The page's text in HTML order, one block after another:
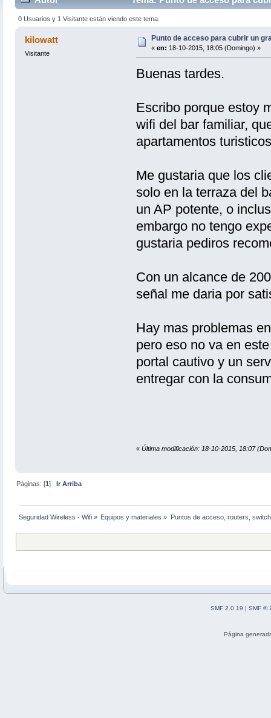
0 Usuarios y 1 Visitante están viendo este tema.
kilowatt
Visitante
Punto de acceso para cubrir un
« en: 18-10-2015, 18:05 (Domingo) »
Buenas tardes.
Escribo porque estoy
wifi del bar familiar,
apartamentos
Me gustaria que los
solo en la terraza del
un AP potente, o
embargo no tengo
gustaria pediros
Con un alcance de
señal me daria por
Hay mas problemas
pero eso no va en
portal cautivo y un
entregar con la
« Última modificación: 18-10-2015, 18:07
Páginas: [1]Ir Arriba
Seguridad Wireless - Wifi » Equipos y materiales » Puntos de acceso, routers,
SMF 2.0.19 | SMF ©
Página